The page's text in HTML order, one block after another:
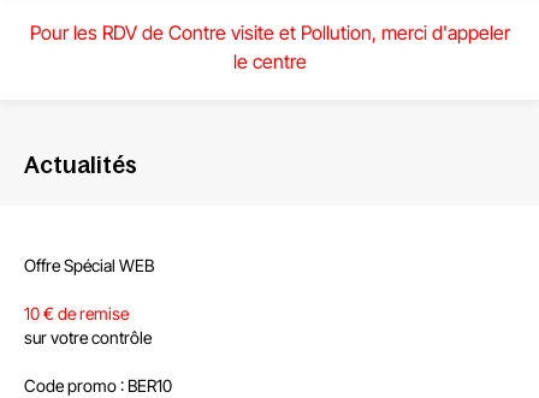
Pour les RDV de Contre visite et Pollution, merci d'appeler
le centre
Actualités
Offre Spécial WEB
10 € de remise
sur votre contrôle
Code promo : BER10